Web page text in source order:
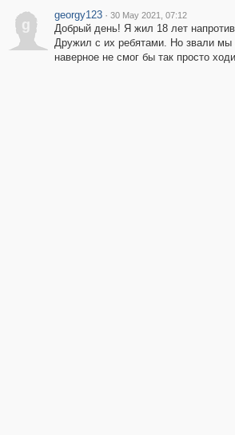
g
georgy123 · 30 May 2021, 07:12
Добрый день! Я жил 18 лет
Дружил с их ребятами. Но звали мы
наверное не смог бы так просто